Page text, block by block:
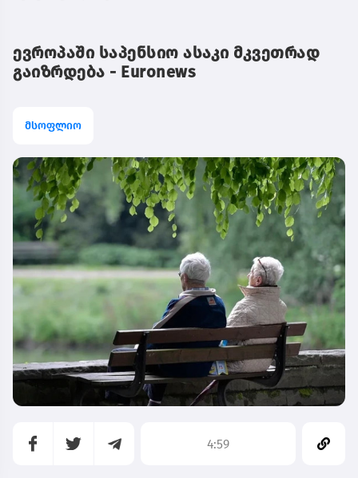
ევროპაში საპენსიო ასაკი მკვეთრად
გაიზრდება - Euronews
მსოფლიო
4:59